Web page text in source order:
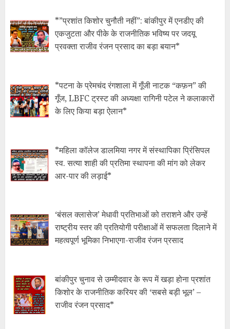
*​”प्रशांत किशोर चुनौती नहीं”: बांकीपुर में एनडीए की
एकजुटता और पीके के राजनीतिक भविष्य पर जदयू
प्रवक्ता राजीव रंजन प्रसाद का बड़ा बयान*
*​पटना के प्रेमचंद रंगशाला में गूँजी नाटक “कफ़न” की
गूँज, LBFC ट्रस्ट की अध्यक्षा रागिनी पटेल ने कलाकारों
के लिए किया बड़ा ऐलान*
*महिला कॉलेज डालमिया नगर में संस्थापिका प्रिंसिपल
स्व. सत्या शाही की प्रतिमा स्थापना की मांग को लेकर
आर-पार की लड़ाई*
‘बंसल क्लासेज’ मेधावी प्रतिभाओं को तराशने और उन्हें
राष्ट्रीय स्तर की प्रतियोगी परीक्षाओं में सफलता दिलाने में
महत्वपूर्ण भूमिका निभाएगा-राजीव रंजन प्रसाद
बांकीपुर चुनाव से उम्मीदवार के रूप में खड़ा होना प्रशांत
किशोर के राजनीतिक करियर की ‘सबसे बड़ी भूल’ –
राजीव रंजन प्रसाद*